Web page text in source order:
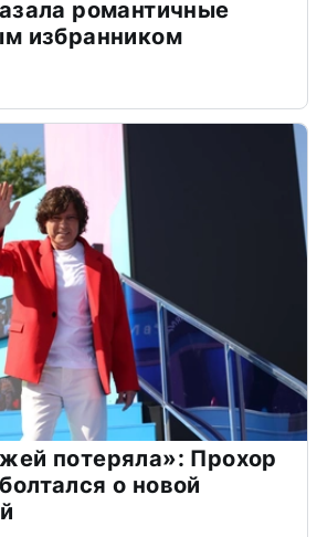
романтичные
избранником
потеряла»: Прохор
о новой